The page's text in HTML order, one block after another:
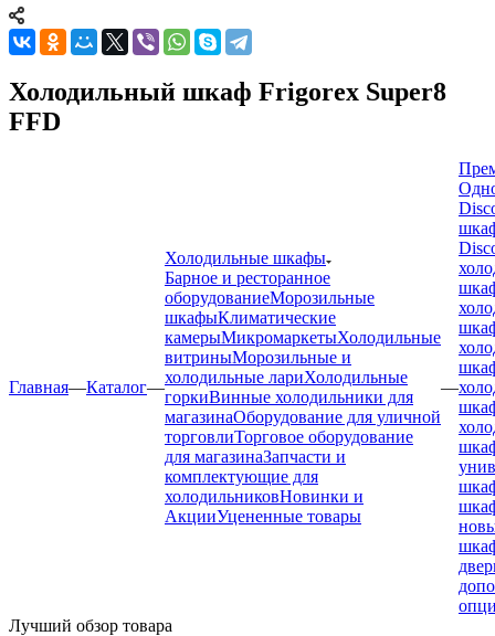
Холодильный шкаф Frigorex Super8
FFD
Главная—Каталог—
Холодильные шкафы
Барное и ресторанное
оборудованиеМорозильные
шкафыКлиматические
камерыМикромаркетыХолодильные
витриныМорозильные и
холодильные лариХолодильные
горкиВинные холодильники для
магазинаОборудование для уличной
торговлиТорговое оборудование
для магазинаЗапчасти и
комплектующие для
холодильниковНовинки и
АкцииУцененные товары
—
Лучший обзор товара